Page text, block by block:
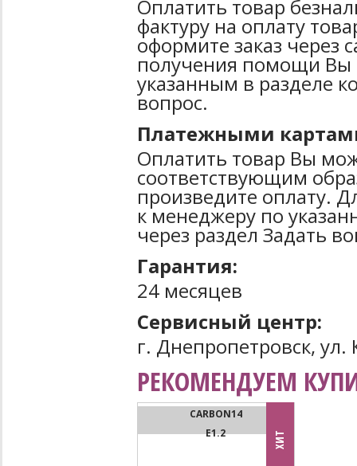
Оплатить товар
фактуру на оплату
оформите заказ через
получения помощи Вы
указанным в разделе
вопрос.
Платежными
Оплатить товар Вы
соответствующим
произведите оплату.
к менеджеру по
через раздел Задать
Гарантия:
24 месяцев
Сервисный центр:
г. Днепропетровск,
РЕКОМЕНДУЕМ
ХИТ
CARBON14
Е1.2